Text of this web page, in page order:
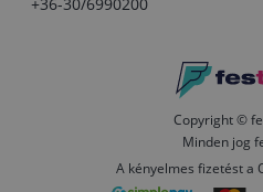
Copyright ©
Minden jog
A kényelmes fizetést a